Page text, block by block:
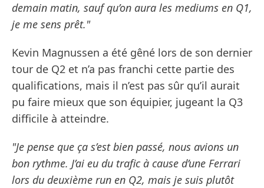
demain matin, sauf qu’on aura les mediums en Q1,
je me sens prêt."
Kevin Magnussen a été gêné lors de son dernier
tour de Q2 et n’a pas franchi cette partie des
qualifications, mais il n’est pas sûr qu’il aurait
pu faire mieux que son équipier, jugeant la Q3
difficile à atteindre.
"Je pense que ça s’est bien passé, nous avions un
bon rythme. J’ai eu du trafic à cause d’une Ferrari
lors du deuxième run en Q2, mais je suis plutôt